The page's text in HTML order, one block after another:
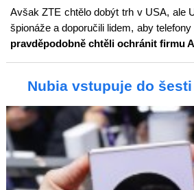
Avšak ZTE chtělo dobýt trh v USA, ale
špionáže a doporučili lidem, aby
pravděpodobně chtěli ochránit firmu
Nubia vstupuje do